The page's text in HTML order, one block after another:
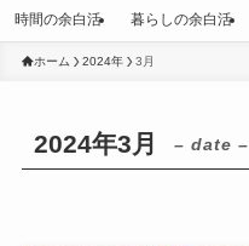
時間の余白活 暮らしの余白活
ホーム 2024年 3月
2024年3月 – date –